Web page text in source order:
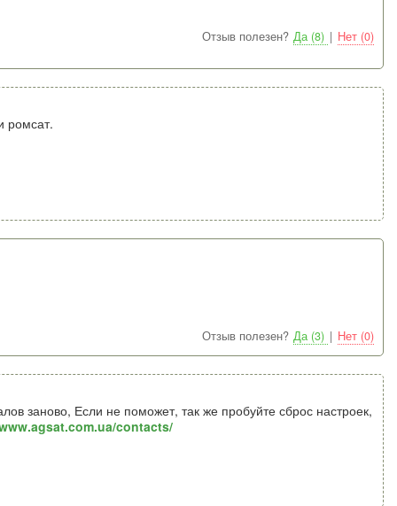
Отзыв полезен? Да (8) | Нет (0)
ромсат.
Отзыв полезен? Да (3) | Нет (0)
заново, Если не поможет, так же пробуйте сброс настроек,
contacts/